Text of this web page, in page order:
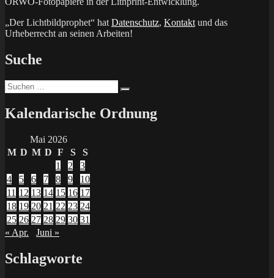
„Der Lichtbildprophet“ hat Datenschutz, Kontakt und das
Urheberrecht an seinen Arbeiten!
Suche
Suchen
nach:
Kalendarische Ordnung
Mai 2026
M D M D F S
S
1
2
3
4
5 6 7 8 9
10
11 12 13 14 15 16 17
18 19 20 21 22 23 24
25 26 27 28 29 30 31
« Apr.
Juni »
Schlagworte